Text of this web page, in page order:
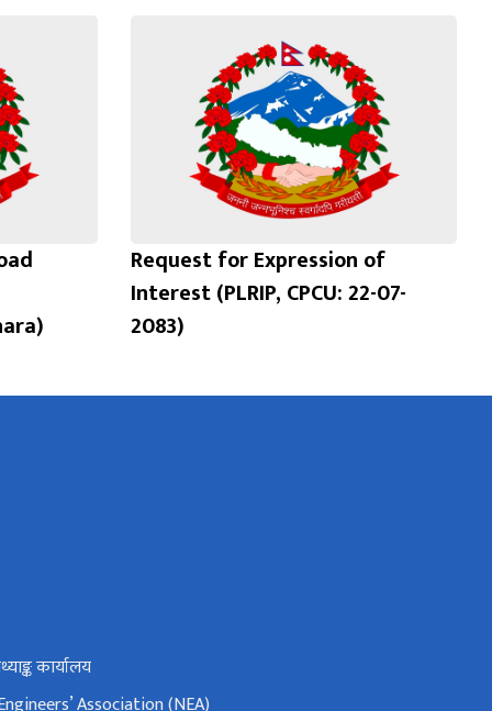
Request for Expression of
Interest (PLRIP, CPCU: 22-07-
2083)
कार्यालय
Association (NEA)